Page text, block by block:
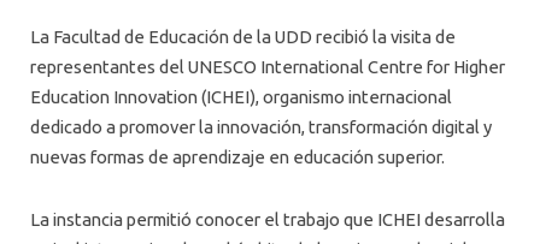
La Facultad de Educación de la UDD recibió la visita de
representantes del UNESCO International Centre for Higher
Education Innovation (ICHEI), organismo internacional
dedicado a promover la innovación, transformación digital y
nuevas formas de aprendizaje en educación superior.
La instancia permitió conocer el trabajo que ICHEI desarrolla